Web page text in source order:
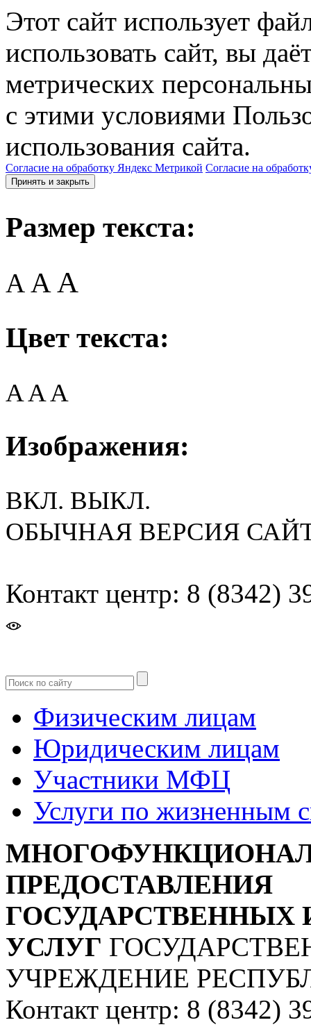
Этот сайт использует
использовать сайт, вы
метрических
с этими условиями
использования сайта.
Согласие на обработку Яндекс Метрикой Согласие на
Принять и закрыть
Размер текста:
A AA
Цвет текста:
AAA
Изображения:
ВКЛ. ВЫКЛ.
ОБЫЧНАЯ ВЕРСИЯ
Контакт центр: 8 (8342)
Физическим лицам
Юридическим лицам
Участники МФЦ
Услуги по жизненным
ПРЕДОСТАВЛЕНИЯ
УСЛУГ
УЧРЕЖДЕНИЕ
Контакт центр: 8 (8342)